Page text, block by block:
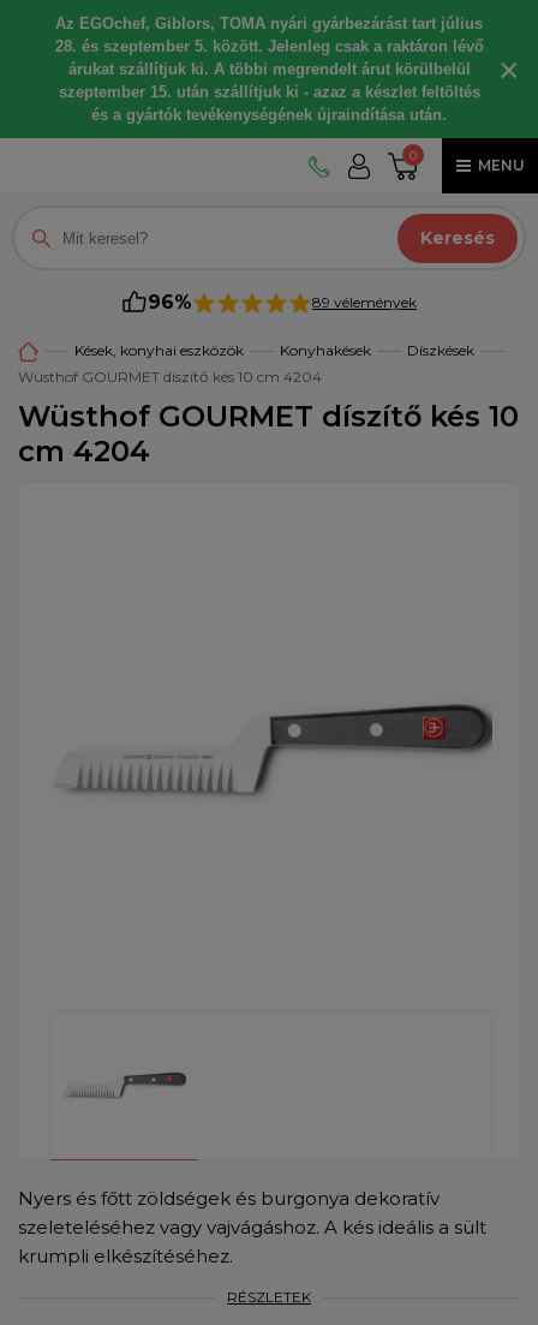
Az EGOchef, Giblors, TOMA nyári gyárbezárást tart július
28. és szeptember 5. között. Jelenleg csak a raktáron lévő
árukat szállítjuk ki. A többi megrendelt árut körülbelül
szeptember 15. után szállítjuk ki - azaz a készlet feltöltés
és a gyártók tevékenységének újraindítása után.
×
0
MENU
Keresés
96% 89 vélemények
Kések, konyhai eszközök Konyhakések
Díszkések
Wüsthof GOURMET díszítő kés 10 cm 4204
Wüsthof GOURMET díszítő kés 10
cm 4204
Nyers és főtt zöldségek és burgonya dekoratív
szeleteléséhez vagy vajvágáshoz. A kés ideális a sült
krumpli elkészítéséhez.
RÉSZLETEK